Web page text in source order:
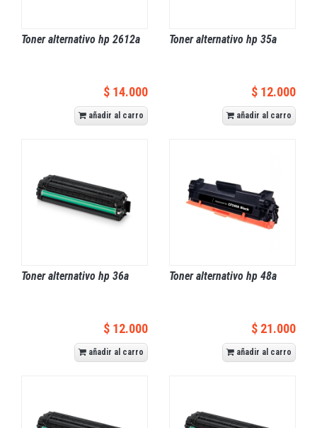
Toner alternativo hp 2612a
$ 14.000
añadir al carro
Toner alternativo hp 35a
$ 12.000
añadir al carro
Toner alternativo hp 36a
$ 12.000
añadir al carro
Toner alternativo hp 48a
$ 21.000
añadir al carro